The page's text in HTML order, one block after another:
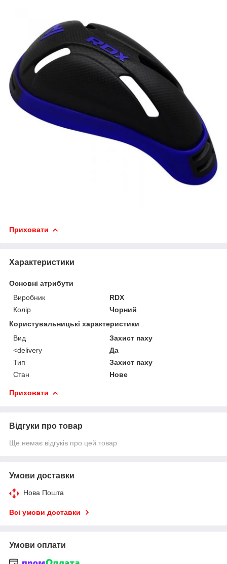
Приховати
Характеристики
Основні атрибути
Виробник
RDX
Колір
Чорний
Користувальницькі характеристики
Вид
Захист паху
<delivery
Да
Тип
Захист паху
Стан
Нове
Приховати
Відгуки про товар
Ще немає відгуків про цей товар
Умови доставки
Нова Пошта
Всі умови доставки
Умови оплати